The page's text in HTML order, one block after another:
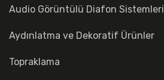
Audio Görüntülü Diafon Sistemleri
Aydınlatma ve Dekoratif Ürünler
Topraklama